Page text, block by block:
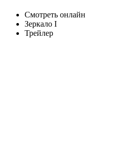
Смотреть онлайн
Зеркало I
Трейлер